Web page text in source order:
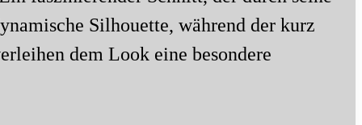
Silhouette, während der kurz
dem Look eine besondere